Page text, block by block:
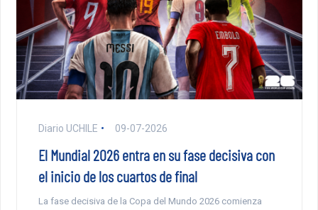
Diario UCHILE 09-07-2026
El Mundial 2026 entra en su fase decisiva con
el inicio de los cuartos de final
La fase decisiva de la Copa del Mundo 2026 comienza